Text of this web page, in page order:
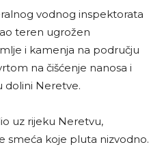
vodnog inspektorata
teren ugrožen
i kamenja na području
na čišćenje nanosa i
dolini Neretve.
uz rijeku Neretvu,
smeća koje pluta nizvodno.